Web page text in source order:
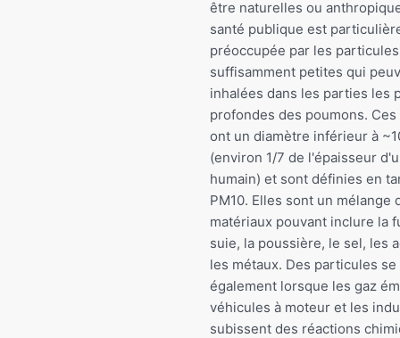
être naturelles ou
santé publique est
préoccupée par les particules
suffisamment petites qui
inhalées dans les parties les
profondes des poumons.
ont un diamètre inférieur à
(environ 1/7 de l'épaisseur
humain) et sont définies en
PM10. Elles sont un mélange
matériaux pouvant inclure la
suie, la poussière, le sel, les
les métaux. Des particules
également lorsque les gaz
véhicules à moteur et les
subissent des réactions